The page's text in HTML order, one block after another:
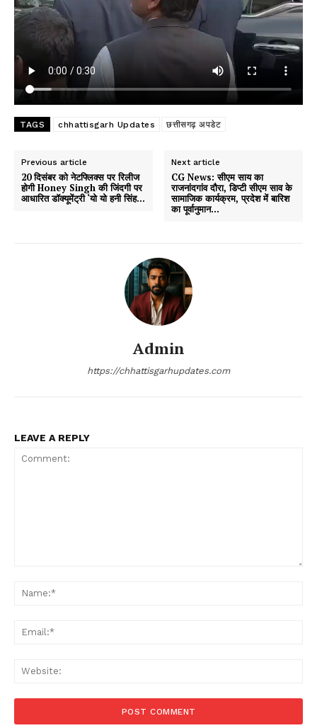
TAGS chhattisgarh Updates छत्तीसगढ़ अपडेट
Previous article
20 दिसंबर को नेटफ्लिक्स पर रिलीज
होगी Honey Singh की जिंदगी पर
आधारित डॉक्यूमेंट्री ‘यो यो हनी सिंह…
Next article
CG News: सीएम साय का
राजनांदगांव दौरा, डिप्टी सीएम साव के
सामाजिक कार्यक्रम, प्रदेश में बारिश
का पूर्वानुमान…
Admin
https://chhattisgarhupdates.com
LEAVE A REPLY